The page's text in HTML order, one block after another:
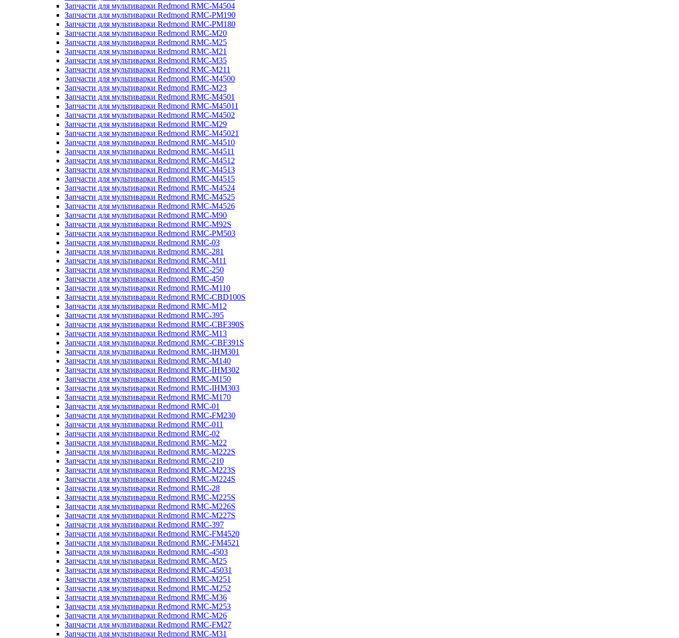
Запчасти для мультиварки Redmond RMC-M4504
Запчасти для мультиварки Redmond RMC-PM190
Запчасти для мультиварки Redmond RMC-PM180
Запчасти для мультиварки Redmond RMC-M20
Запчасти для мультиварки Redmond RMC-M25
Запчасти для мультиварки Redmond RMC-M21
Запчасти для мультиварки Redmond RMC-M35
Запчасти для мультиварки Redmond RMC-M211
Запчасти для мультиварки Redmond RMC-M4500
Запчасти для мультиварки Redmond RMC-M23
Запчасти для мультиварки Redmond RMC-M4501
Запчасти для мультиварки Redmond RMC-M45011
Запчасти для мультиварки Redmond RMC-M4502
Запчасти для мультиварки Redmond RMC-M29
Запчасти для мультиварки Redmond RMC-M45021
Запчасти для мультиварки Redmond RMC-M4510
Запчасти для мультиварки Redmond RMC-M4511
Запчасти для мультиварки Redmond RMC-M4512
Запчасти для мультиварки Redmond RMC-M4513
Запчасти для мультиварки Redmond RMC-M4515
Запчасти для мультиварки Redmond RMC-M4524
Запчасти для мультиварки Redmond RMC-M4525
Запчасти для мультиварки Redmond RMC-M4526
Запчасти для мультиварки Redmond RMC-M90
Запчасти для мультиварки Redmond RMC-M92S
Запчасти для мультиварки Redmond RMC-PM503
Запчасти для мультиварки Redmond RMC-03
Запчасти для мультиварки Redmond RMC-281
Запчасти для мультиварки Redmond RMC-M11
Запчасти для мультиварки Redmond RMC-250
Запчасти для мультиварки Redmond RMC-450
Запчасти для мультиварки Redmond RMC-M110
Запчасти для мультиварки Redmond RMC-CBD100S
Запчасти для мультиварки Redmond RMC-M12
Запчасти для мультиварки Redmond RMC-395
Запчасти для мультиварки Redmond RMC-CBF390S
Запчасти для мультиварки Redmond RMC-M13
Запчасти для мультиварки Redmond RMC-CBF391S
Запчасти для мультиварки Redmond RMC-IHM301
Запчасти для мультиварки Redmond RMC-M140
Запчасти для мультиварки Redmond RMC-IHM302
Запчасти для мультиварки Redmond RMC-M150
Запчасти для мультиварки Redmond RMC-IHM303
Запчасти для мультиварки Redmond RMC-M170
Запчасти для мультиварки Redmond RMC-01
Запчасти для мультиварки Redmond RMC-FM230
Запчасти для мультиварки Redmond RMC-011
Запчасти для мультиварки Redmond RMC-02
Запчасти для мультиварки Redmond RMC-M22
Запчасти для мультиварки Redmond RMC-M222S
Запчасти для мультиварки Redmond RMC-210
Запчасти для мультиварки Redmond RMC-M223S
Запчасти для мультиварки Redmond RMC-M224S
Запчасти для мультиварки Redmond RMC-28
Запчасти для мультиварки Redmond RMC-M225S
Запчасти для мультиварки Redmond RMC-M226S
Запчасти для мультиварки Redmond RMC-M227S
Запчасти для мультиварки Redmond RMC-397
Запчасти для мультиварки Redmond RMC-FM4520
Запчасти для мультиварки Redmond RMC-FM4521
Запчасти для мультиварки Redmond RMC-4503
Запчасти для мультиварки Redmond RMC-M25
Запчасти для мультиварки Redmond RMC-45031
Запчасти для мультиварки Redmond RMC-M251
Запчасти для мультиварки Redmond RMC-M252
Запчасти для мультиварки Redmond RMC-M36
Запчасти для мультиварки Redmond RMC-M253
Запчасти для мультиварки Redmond RMC-M26
Запчасти для мультиварки Redmond RMC-FM27
Запчасти для мультиварки Redmond RMC-M31